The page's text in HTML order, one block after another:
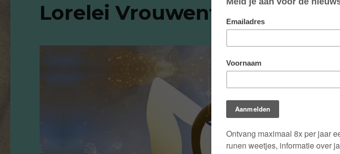
Lorelei Vrouwenfestival 2026